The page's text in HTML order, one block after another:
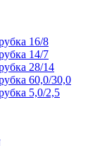
16/8
14/7
28/14
60,0/30,0
5,0/2,5